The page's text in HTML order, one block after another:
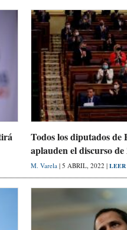
Todos los diputados de
aplauden el discurso
M. Varela | 5 ABRIL, 2022 | LEER